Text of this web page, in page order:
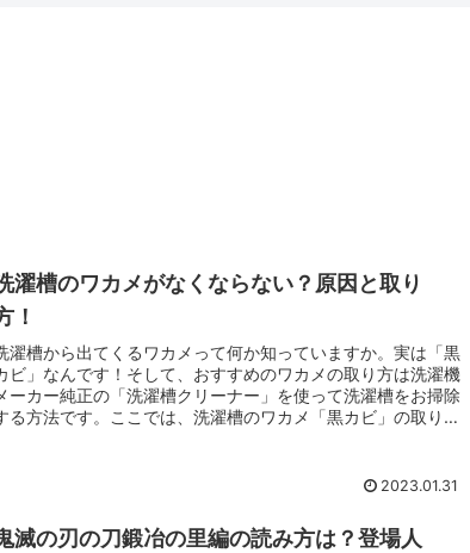
濯槽のワカメがなくならない？原因と取り
！
濯槽から出てくるワカメって何か知っていますか。実は「黒
ビ」なんです！そして、おすすめのワカメの取り方は洗濯機
ーカー純正の「洗濯槽クリーナー」を使って洗濯槽をお掃除
る方法です。ここでは、洗濯槽のワカメ「黒カビ」の取り方
2023.01.31
滅の刃の刀鍛冶の里編の読み方は？登場人